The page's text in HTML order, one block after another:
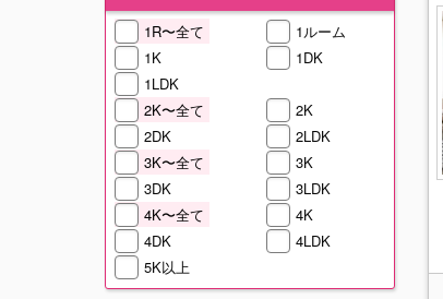
1R〜全て
1ルーム
1K
1DK
1LDK
2K〜全て
2K
2DK
2LDK
3K〜全て
3K
3DK
3LDK
4K〜全て
4K
4DK
4LDK
5K以上